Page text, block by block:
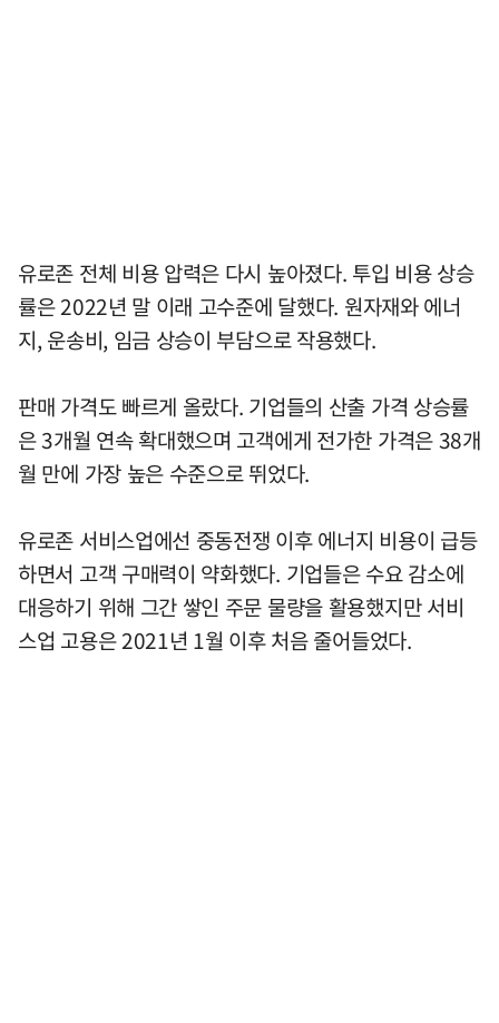
유로존 전체 비용 압력은 다시 높아졌다. 투입 비용 상승
률은 2022년 말 이래 고수준에 달했다. 원자재와 에너
지, 운송비, 임금 상승이 부담으로 작용했다.
판매 가격도 빠르게 올랐다. 기업들의 산출 가격 상승률
은 3개월 연속 확대했으며 고객에게 전가한 가격은 38개
월 만에 가장 높은 수준으로 뛰었다.
유로존 서비스업에선 중동전쟁 이후 에너지 비용이 급등
하면서 고객 구매력이 약화했다. 기업들은 수요 감소에
대응하기 위해 그간 쌓인 주문 물량을 활용했지만 서비
스업 고용은 2021년 1월 이후 처음 줄어들었다.